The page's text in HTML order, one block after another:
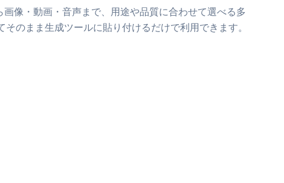
画像・動画・音声まで、用途や品質に合わせて選べる多
のまま生成ツールに貼り付けるだけで利用できます。